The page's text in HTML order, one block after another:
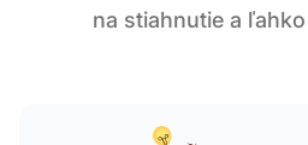
na stiahnutie a